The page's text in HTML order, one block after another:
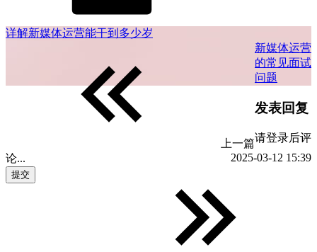
详解新媒体运营能干到多少岁
上一篇
2025-03-12 15:39
新媒体运营
的常见面试
问题
发表回复
请登录后评
论...
提交